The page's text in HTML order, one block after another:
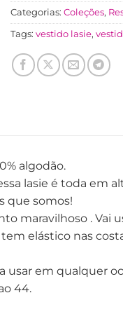
Categorias: Coleções,
Tags: vestido lasie,
algodão.
lasie é toda em
que somos!
maravilhoso . Vai
elástico nas
usar em qualquer
44.